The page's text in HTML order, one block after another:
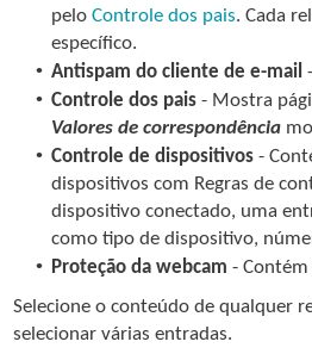
peloControle dos pais. Cada
específico.
• Antispam do cliente de e-mail
• Controle dos pais- Mostra
Valores de correspondência
• Controle de dispositivos -
dispositivos com Regras de
dispositivo conectado, uma
como tipo de dispositivo,
• Proteção da webcam -
Selecione o conteúdo de qualquer
selecionar várias entradas.